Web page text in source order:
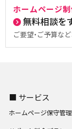
ホームページ
無料相談を
ご要望・ご予算な
■ サービス
ホームページ保守管理